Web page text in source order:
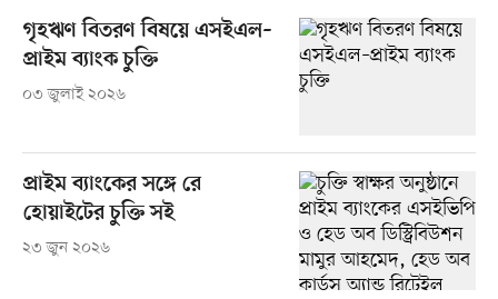
গৃহঋণ বিতরণ বিষয়ে এসইএল–
প্রাইম ব্যাংক চুক্তি
০৩ জুলাই ২০২৬
প্রাইম ব্যাংকের সঙ্গে রে
হোয়াইটের চুক্তি সই
২৩ জুন ২০২৬